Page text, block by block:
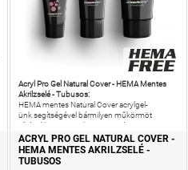
Acryl Pro Gel Natural Cover - HEMA Mentes
Akrilzselé - Tubusos:
HEMA mentes Natural Cover acrylgel-
ünk segítségével bármilyen műkörmöt
elkészíthetsz, remek anyag, számos
lehetőséggel, melyeknek csak a képzeleted
szab határt!
ACRYL PRO GEL NATURAL COVER -
HEMA MENTES AKRILZSELÉ -
TUBUSOS